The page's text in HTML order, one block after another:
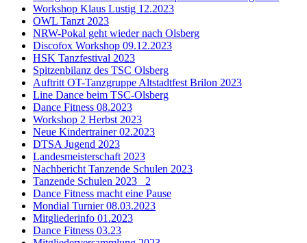
Workshop Klaus Lustig 12.2023
OWL Tanzt 2023
NRW-Pokal geht wieder nach Olsberg
Discofox Workshop 09.12.2023
HSK Tanzfestival 2023
Spitzenbilanz des TSC Olsberg
Auftritt OT-Tanzgruppe Altstadtfest Brilon 2023
Line Dance beim TSC-Olsberg
Dance Fitness 08.2023
Workshop 2 Herbst 2023
Neue Kindertrainer 02.2023
DTSA Jugend 2023
Landesmeisterschaft 2023
Nachbericht Tanzende Schulen 2023
Tanzende Schulen 2023 _2
Dance Fitness macht eine Pause
Mondial Turnier 08.03.2023
Mitgliederinfo 01.2023
Dance Fitness 03.23